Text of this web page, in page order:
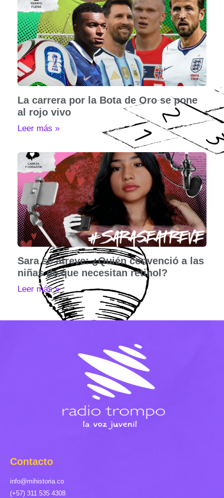
La carrera por la Bota de Oro se pone
al rojo vivo
Leer más »
Sara se atreve: ¿Quién convenció a las
niñas de que necesitan retinol?
Leer más »
Contacto
info@mihistoria.co
(+57) 311 535 4308